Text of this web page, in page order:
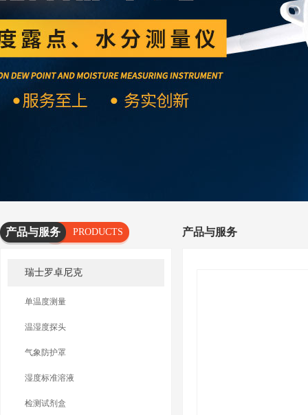
产品与服务
PRODUCTS
SERVICES
瑞士罗卓尼克
单温度测量
温湿度探头
气象防护罩
湿度标准溶液
检测试剂盒
产品与服务